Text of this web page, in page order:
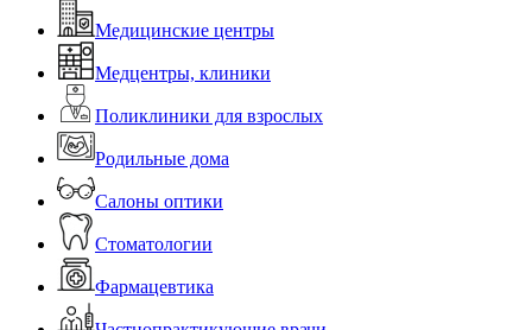
Медицинские центры
Медцентры, клиники
Поликлиники для взрослых
Родильные дома
Салоны оптики
Стоматологии
Фармацевтика